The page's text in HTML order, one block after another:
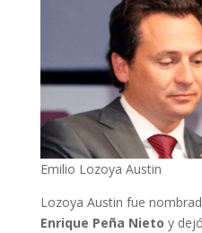
Emilio Lozoya Austin
Lozoya Austin fue
Enrique Peña Nieto y